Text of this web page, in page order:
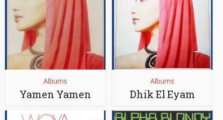
Albums
Yamen Yamen
Albums
Dhik El Eyam